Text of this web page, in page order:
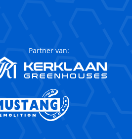
Partner van: